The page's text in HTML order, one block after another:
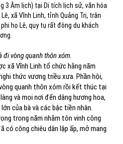
3 Âm lịch) tại Di tích lịch sử, văn hóa
xã Vĩnh Linh, tỉnh Quảng Trị, trân
họ Lê, quy tụ rất đông du khách
vòng quanh thôn xóm.
xã Vĩnh Linh tổ chức hằng năm
thức vương triều xưa. Phần hội,
quanh thôn xóm rồi kết thúc tại
và mọi nơi đến dâng hương hoa,
của bà và các bậc tiền nhân.
trong năm nhằm tôn vinh công
có công chiêu dân lập ấp, mở mang